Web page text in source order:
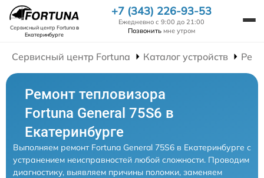
Сервисный центр Fortunaв
Екатеринбурге
+7 (343) 226-93-53
Ежедневно с 9:00 до 21:00
Позвонить мне утром
Сервисный центр Fortuna Каталог устройств
Ремонт тепловизора
Fortuna General 75S6 в
Екатеринбурге
Выполняем ремонт Fortuna General 75S6 в Екатеринбурге с
устранением неисправностей любой сложности. Проводим
диагностику, выявляем причины поломки, заменяем